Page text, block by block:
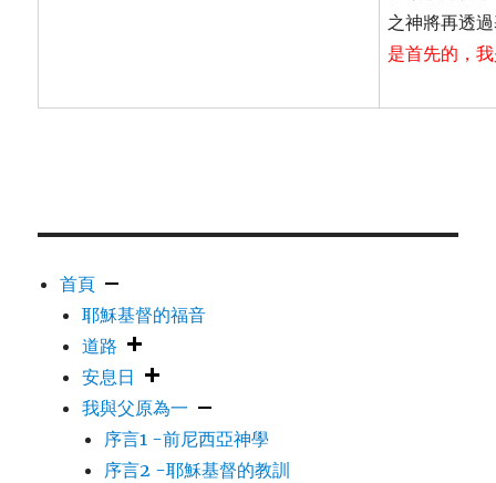
之神將再透
是首先的，
首頁
耶穌基督的福音
道路
安息日
我與父原為一
序言1 -前尼西亞神學
序言2 -耶穌基督的教訓